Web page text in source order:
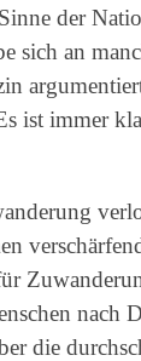
der
sich an
ist immer
nach
die